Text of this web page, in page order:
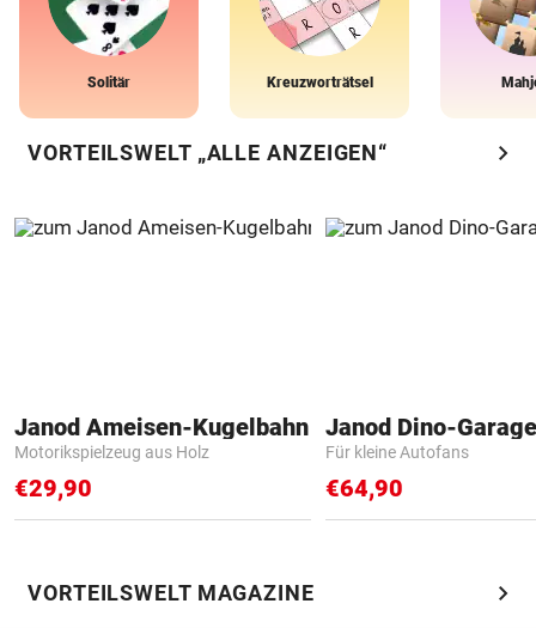
Solitär Kreuzworträtsel
VORTEILSWELT „ALLE ANZEIGEN“ chevron_right
Janod Ameisen-Kugelbahn
Motorikspielzeug aus Holz
€29,90
Janod Dino-Garage
Für kleine Autofans
€64,90
VORTEILSWELT MAGAZINE chevron_right